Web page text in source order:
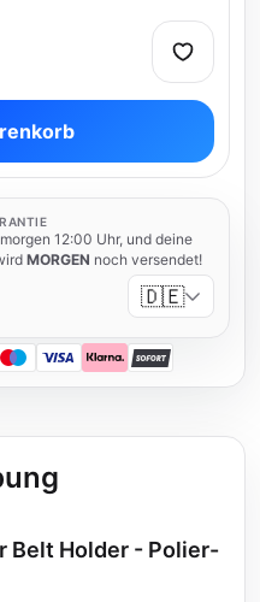
12:00 Uhr, und deine
MORGEN noch versendet!
🇩🇪
Maestro
Visa KlarnaSOFORT
Belt Holder - Polier-